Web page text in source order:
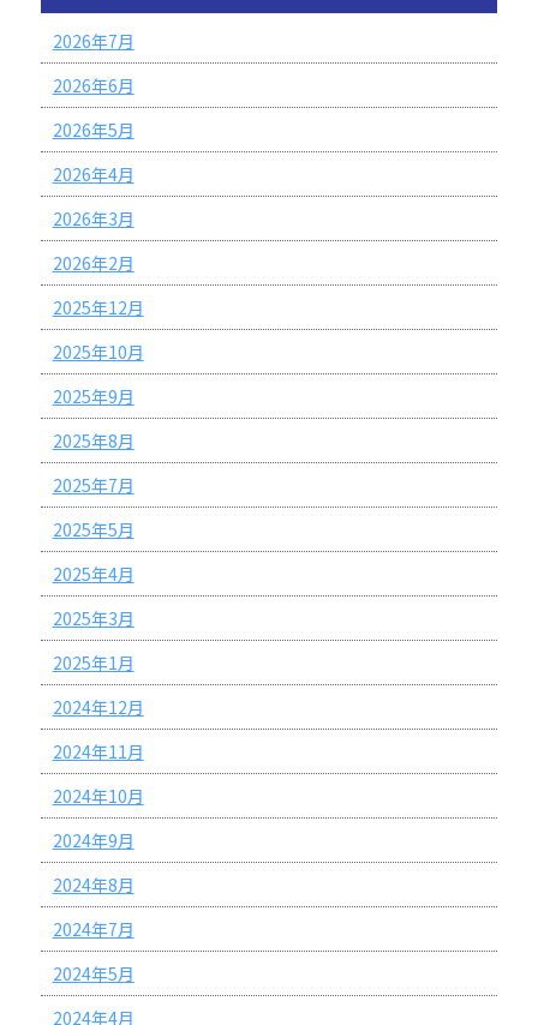
2026年7月
2026年6月
2026年5月
2026年4月
2026年3月
2026年2月
2025年12月
2025年10月
2025年9月
2025年8月
2025年7月
2025年5月
2025年4月
2025年3月
2025年1月
2024年12月
2024年11月
2024年10月
2024年9月
2024年8月
2024年7月
2024年5月
2024年4月